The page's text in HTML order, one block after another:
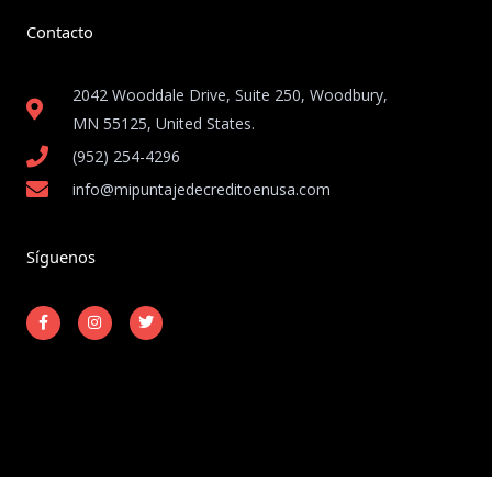
Contacto
2042 Wooddale Drive, Suite 250, Woodbury,
MN 55125, United States​.
(952) 254-4296
info@mipuntajedecreditoenusa.com
Síguenos
F
a
c
I
n
s
T
w
i